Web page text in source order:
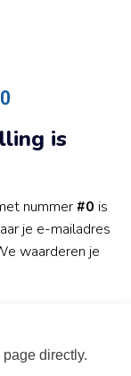
is
nummer#0 is
je e-mailadres
waarderen je
directly.